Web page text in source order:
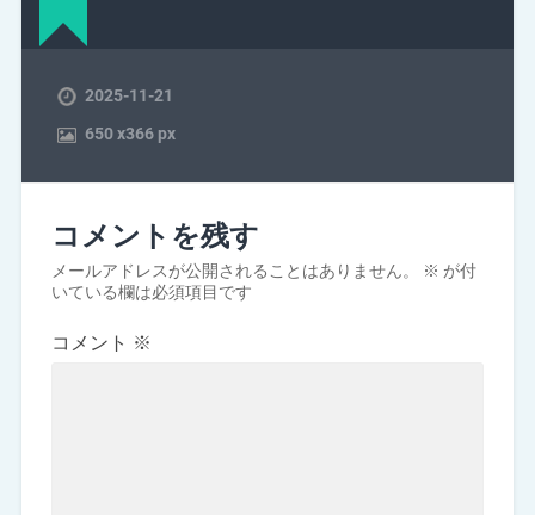
2025-11-21
650x366 px
コメントを残す
メールアドレスが公開されることはありません。 ※ が付
いている欄は必須項目です
コメント ※